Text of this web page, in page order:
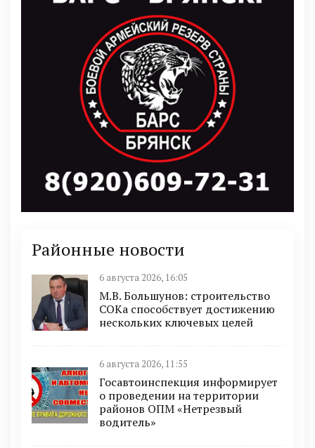
Районные новости
6 августа 2026, 16:05
М.В. Большунов: строительство
СОКа способствует достижению
нескольких ключевых целей
6 августа 2026, 11:55
Госавтоинспекция информирует
о проведении на территории
районов ОПМ «Нетрезвый
водитель»